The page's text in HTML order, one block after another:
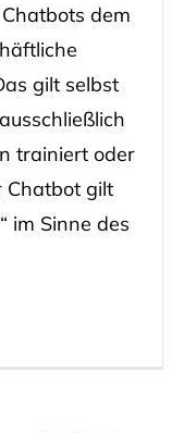
dem
gilt selbst
trainiert oder
Chatbot gilt
im Sinne des